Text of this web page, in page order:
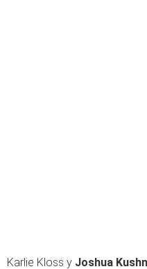
Karlie Kloss y Joshua